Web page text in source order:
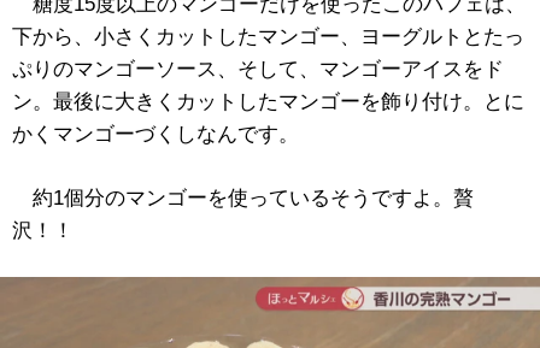
下から、小さくカットしたマンゴー、ヨーグルトとたっ
ぷりのマンゴーソース、そして、マンゴーアイスをド
ン。最後に大きくカットしたマンゴーを飾り付け。とに
かくマンゴーづくしなんです。
約1個分のマンゴーを使っているそうですよ。贅
沢！！